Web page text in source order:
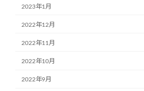
2023年1月
2022年12月
2022年11月
2022年10月
2022年9月